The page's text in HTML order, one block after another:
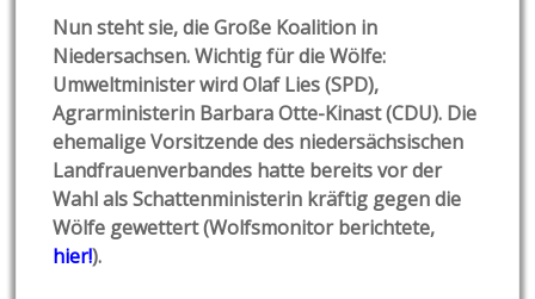
Nun steht sie, die Große Koalition in
Niedersachsen. Wichtig für die Wölfe:
Umweltminister wird Olaf Lies (SPD),
Agrarministerin Barbara Otte-Kinast (CDU). Die
ehemalige Vorsitzende des niedersächsischen
Landfrauenverbandes hatte bereits vor der
Wahl als Schattenministerin kräftig gegen die
Wölfe gewettert (Wolfsmonitor berichtete,
hier!).